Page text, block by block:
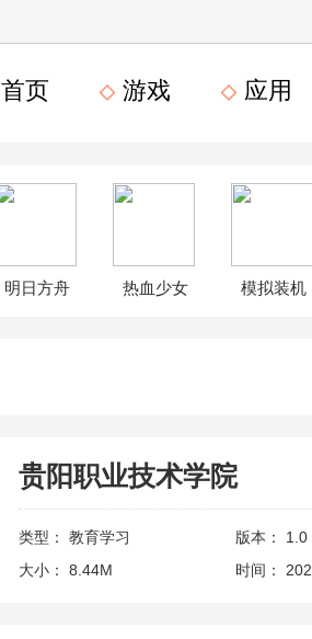
首页 游戏 应用
明日方舟 热血少女 模拟装机
贵阳职业技术学院
类型： 教育学习 版本： 1.0
大小：
8.44M 时间：